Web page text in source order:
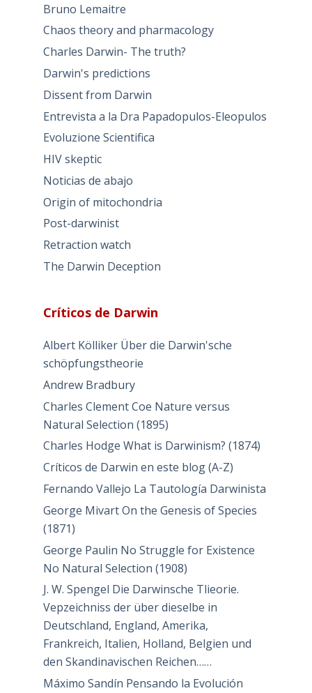
Bruno Lemaitre
Chaos theory and pharmacology
Charles Darwin- The truth?
Darwin's predictions
Dissent from Darwin
Entrevista a la Dra Papadopulos-Eleopulos
Evoluzione Scientifica
HIV skeptic
Noticias de abajo
Origin of mitochondria
Post-darwinist
Retraction watch
The Darwin Deception
Críticos de Darwin
Albert Kölliker Über die Darwin'sche
schöpfungstheorie
Andrew Bradbury
Charles Clement Coe Nature versus
Natural Selection (1895)
Charles Hodge What is Darwinism? (1874)
Críticos de Darwin en este blog (A-Z)
Fernando Vallejo La Tautología Darwinista
George Mivart On the Genesis of Species
(1871)
George Paulin No Struggle for Existence
No Natural Selection (1908)
J. W. Spengel Die Darwinsche Tlieorie.
Vepzeichniss der über dieselbe in
Deutschland, England, Amerika,
Frankreich, Italien, Holland, Belgien und
den Skandinavischen Reichen……
Máximo Sandín Pensando la Evolución